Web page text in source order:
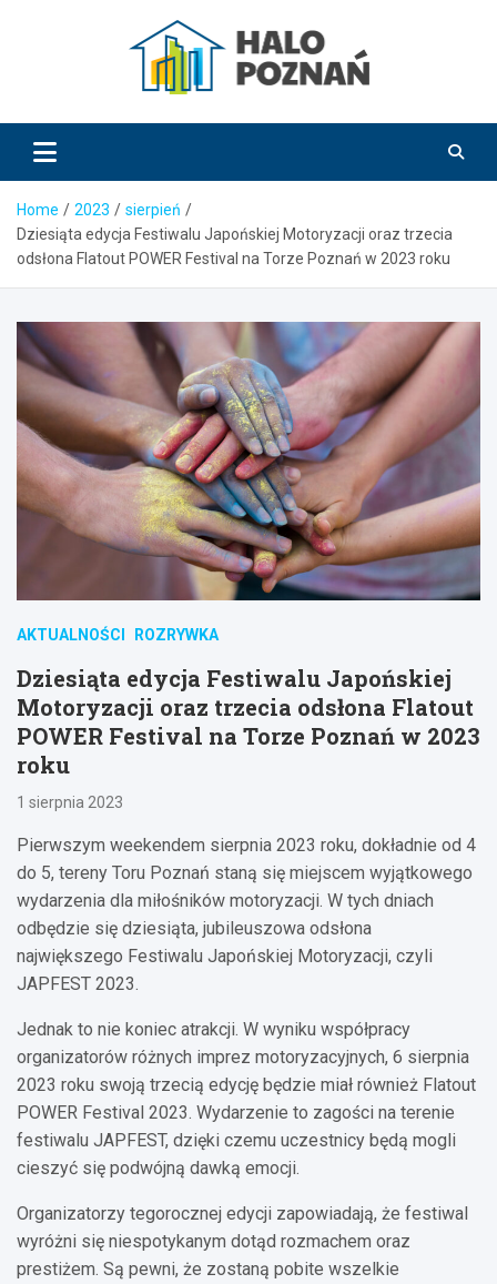
HaloPoznań.pl
Home 2023
sierpień
Dziesiąta edycja Festiwalu Japońskiej Motoryzacji oraz trzecia
odsłona Flatout POWER Festival na Torze Poznań w 2023 roku
AKTUALNOŚCI ROZRYWKA
Dziesiąta edycja Festiwalu Japońskiej
Motoryzacji oraz trzecia odsłona Flatout
POWER Festival na Torze Poznań w 2023
roku
1 sierpnia 2023
Pierwszym weekendem sierpnia 2023 roku, dokładnie od 4
do 5, tereny Toru Poznań staną się miejscem wyjątkowego
wydarzenia dla miłośników motoryzacji. W tych dniach
odbędzie się dziesiąta, jubileuszowa odsłona
największego Festiwalu Japońskiej Motoryzacji, czyli
JAPFEST 2023.
Jednak to nie koniec atrakcji. W wyniku współpracy
organizatorów różnych imprez motoryzacyjnych, 6 sierpnia
2023 roku swoją trzecią edycję będzie miał również Flatout
POWER Festival 2023. Wydarzenie to zagości na terenie
festiwalu JAPFEST, dzięki czemu uczestnicy będą mogli
cieszyć się podwójną dawką emocji.
Organizatorzy tegorocznej edycji zapowiadają, że festiwal
wyróżni się niespotykanym dotąd rozmachem oraz
prestiżem. Są pewni, że zostaną pobite wszelkie